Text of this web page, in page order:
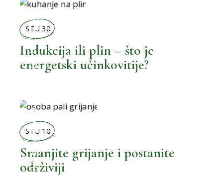
BOLJA POTROŠNJA
BOLJI ŽIVOT
STU 30
Indukcija ili plin – što je
energetski učinkovitije?
BOLJI ŽIVOT
STU 10
Smanjite grijanje i postanite
održiviji